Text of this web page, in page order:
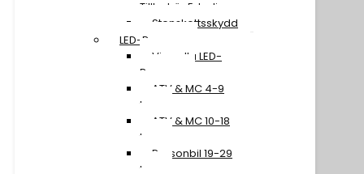
Tillbehör Extraljus
Stenskottsskydd
LED-Ramper
Visa alla LED-
Ramper
ATV & MC 4-9
tum
ATV & MC 10-18
tum
Personbil 19-29
tum